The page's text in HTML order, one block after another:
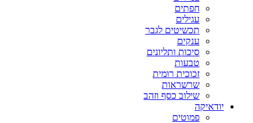
חפתים
עגילים
תכשיטים לגבר
ענקים
סיכות ותליונים
טבעות
זכוכית רומית
שרשראות
שילוב כסף וזהב
יודאיקה
פמוטים